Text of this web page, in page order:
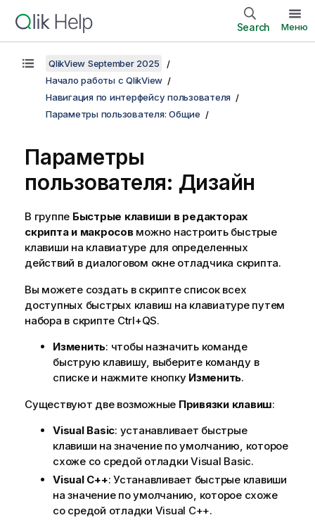
Search Меню
QlikView September 2025
Начало работы с QlikView
Навигация по интерфейсу пользователя
Параметры пользователя: Общие
Параметры
пользователя: Дизайн
В группе Быстрые клавиши в редакторах
скрипта и макросовможно настроить быстрые
клавиши на клавиатуре для определенных
действий в диалоговом окне отладчика скрипта.
Вы можете создать в скрипте список всех
доступных быстрых клавиш на клавиатуре путем
набора в скрипте Ctrl+QS.
Изменить: чтобы назначить команде
быструю клавишу, выберите команду в
списке и нажмите кнопку Изменить.
Существуют две возможные Привязки клавиш:
Visual Basic: устанавливает быстрые
клавиши на значение по умолчанию, которое
схоже со средой отладки Visual Basic.
Visual C++: Устанавливает быстрые клавиши
на значение по умолчанию, которое схоже
со средой отладки Visual C++.